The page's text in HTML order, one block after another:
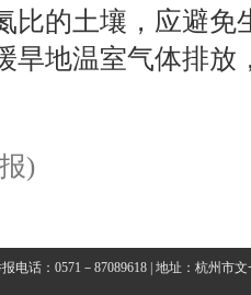
比的土壤，应避免
旱地温室气体排放
)
电话：0571－87089618 | 地址：杭州市